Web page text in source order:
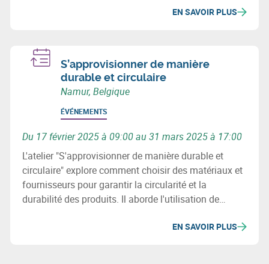
sites qui ont développé un réseau de chaleur en
EN SAVOIR PLUS
S’approvisionner de manière
durable et circulaire
Namur, Belgique
ÉVÉNEMENTS
Du 17 février 2025 à 09:00 au 31 mars 2025 à 17:00
L'atelier "S'approvisionner de manière durable et
circulaire" explore comment choisir des matériaux et
fournisseurs pour garantir la circularité et la
durabilité des produits. Il aborde l'utilisation de
sociaux, et la révision des processus d'achats pour
EN SAVOIR PLUS